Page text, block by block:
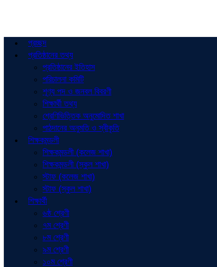
প্রচ্ছদ
প্রতিষ্ঠানের তথ্য
প্রতিষ্ঠানের ইতিহাস
পরিচালনা কমিটি
শূণ্য পদ ও জনবল বিবরণী
শিক্ষার্থী তথ্য
শ্রেণিভিত্তিক অনুমোদিত শাখা
পাঠদানের অনুমতি ও স্বীকৃতি
শিক্ষকমন্ডলী
শিক্ষকমন্ডলী (কলেজ শাখা)
শিক্ষকমন্ডলী (স্কুল শাখা)
স্টাফ (কলেজ শাখা)
স্টাফ (স্কুল শাখা)
শিক্ষার্থী
৬ষ্ঠ শ্রেণী
৭ম শ্রেণী
৮ম শ্রেণী
৯ম শ্রেণী
১০ম শ্রেণী